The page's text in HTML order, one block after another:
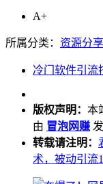
A+
所属分类： 资源分享
冷门软件引流
版权声明： 本
由 冒泡网赚
转载请注明：
术，被动引流